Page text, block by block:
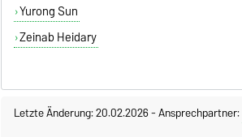
Yurong Sun
Zeinab Heidary
Letzte Änderung: 20.02.2026-Ansprechpartner: